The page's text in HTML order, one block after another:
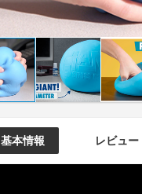
基本情報 レビュー